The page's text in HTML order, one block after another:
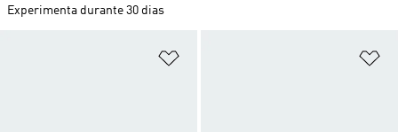
Experimenta durante 30 dias